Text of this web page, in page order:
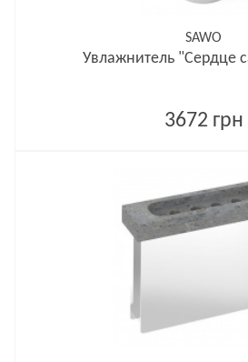
SAWO
Увлажнитель "Сердце
3672 грн